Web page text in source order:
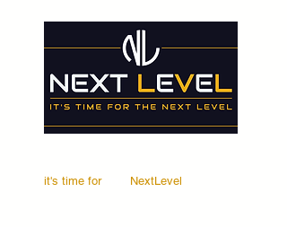
it's time for NextLevel